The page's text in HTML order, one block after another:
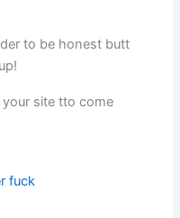
to be honest butt
your site tto come
fuck